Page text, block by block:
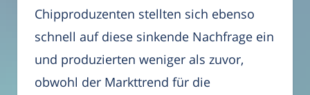
Chipproduzenten stellten sich ebenso
schnell auf diese sinkende Nachfrage ein
und produzierten weniger als zuvor,
obwohl der Markttrend für die